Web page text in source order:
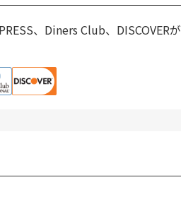
、Diners Club、DISCOVERが